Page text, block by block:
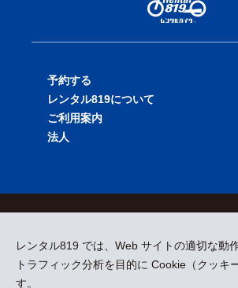
レンタル819 では、Web サイトの適切な動
トラフィック分析を目的に Cookie（クッキ
す。
予約する
バイクを探す
店舗を探す
レンタル819について
料金表
ご利用案内
法人
採用情報
プレス